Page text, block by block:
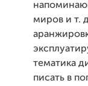
миров и т.
тематика
писать в